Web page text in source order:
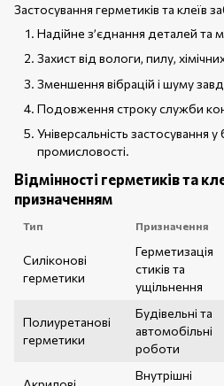
Застосування герметиків та клеїв
Надійне з’єднання деталей та
Захист від вологи, пилу,
Зменшення вібрацій і шуму
Подовження строку служби
Універсальність застосування у
промисловості.
Відмінності герметиків та
призначенням
Тип Призначення
Силіконові
герметики
Герметизація
стиків та
ущільнення
Полиуретанові
герметики
Будівельні та
автомобільні
роботи
Внутрішні